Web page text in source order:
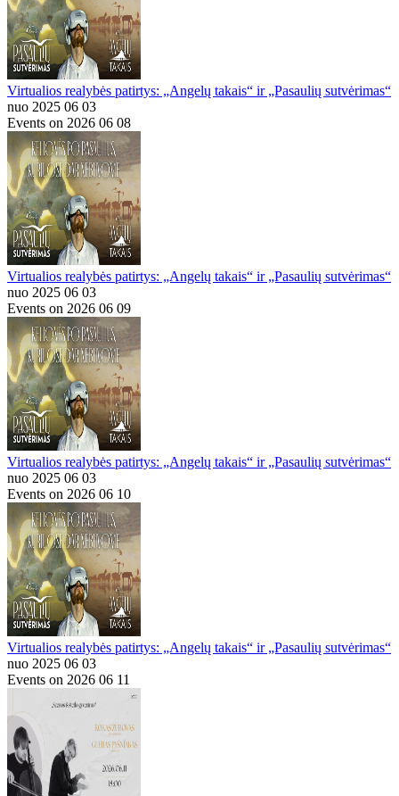
Virtualios realybės patirtys: „Angelų takais“ ir „Pasaulių sutvėrimas“
nuo 2025 06 03
Events on 2026 06 08
Virtualios realybės patirtys: „Angelų takais“ ir „Pasaulių sutvėrimas“
nuo 2025 06 03
Events on 2026 06 09
Virtualios realybės patirtys: „Angelų takais“ ir „Pasaulių sutvėrimas“
nuo 2025 06 03
Events on 2026 06 10
Virtualios realybės patirtys: „Angelų takais“ ir „Pasaulių sutvėrimas“
nuo 2025 06 03
Events on 2026 06 11